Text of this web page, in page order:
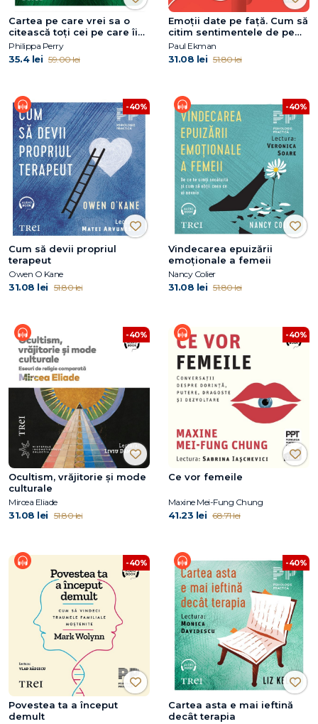
Cartea pe care vrei sa o
citească toți cei pe care îi
iubești
Philippa Perry
35.4 lei 59.00 lei
Emoţii date pe faţă. Cum să
citim sentimentele de pe
chipul uman
Paul Ekman
31.08 lei 51.80 lei
-40%
Cum să devii propriul
terapeut
Owen O Kane
31.08 lei 51.80 lei
-40%
Vindecarea epuizării
emoționale a femeii
Nancy Colier
31.08 lei 51.80 lei
-40%
Ocultism, vrăjitorie și mode
culturale
Mircea Eliade
31.08 lei 51.80 lei
-40%
Ce vor femeile
Maxine Mei-Fung Chung
41.23 lei 68.71 lei
-40%
Povestea ta a început
demult
-40%
Cartea asta e mai ieftină
decât terapia